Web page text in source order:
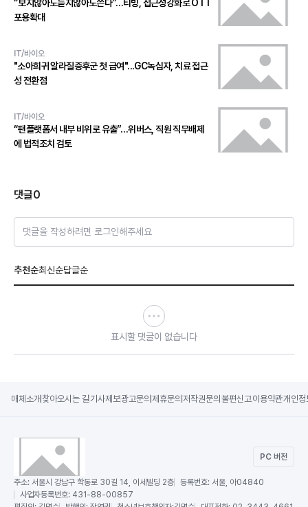
“보지않아도듣지않아도쓴다”…티빙, 접근성강화로 OTT
포용확대
IT/바이오
"소아희귀 알라질증후군 첫 급여"...GC녹십자, 치료 접근
성 전환점
IT/바이오
“팬플랫폼서 내부 비위로 유출”…위버스, 직원 직무배제
에 법적조치 검토
댓글0
댓글을 작성하려면 로그인해주세요
추천순최신순답글순
표시할 댓글이 없습니다
매체소개 찾아오시는 길기사제보광고문의 제휴문의 저작권문의 불편신고이용약관개인정
PC 버전
주소: 서울시 강남구 학동로 30길 14, 이세빌딩 2층 등록번호: 서울, 아04840
사업자등록번호: 431-88-00857